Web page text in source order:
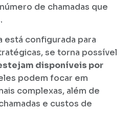
de chamadas que
está configurada para
se torna possível
disponíveis por
podem focar em
complexas, além de
e custos de